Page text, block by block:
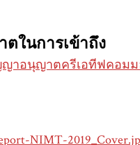
ในการเข้าถึง
ญาอนุญาตครีเอทีฟคอมม
NIMT-